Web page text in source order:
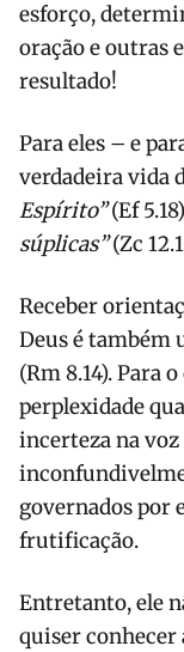
esforço,
oração e outras
resultado!
Para eles – e
verdadeira vida
Espírito”(Ef
súplicas”(Zc
Receber
Deus é também
(Rm 8.14). Para
perplexidade
incerteza na voz
governados por
frutificação.
Entretanto, ele
quiser conhecer